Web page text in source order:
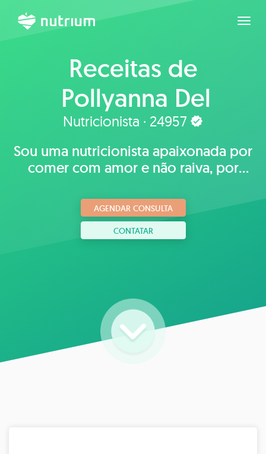
Receitas de
Pollyanna Del
Vecchio Morete
Nutricionista · 24957
Sou uma nutricionista apaixonada por
comer com amor e não raiva, por
apaixonada pela gamificação.
AGENDAR CONSULTA
CONTATAR